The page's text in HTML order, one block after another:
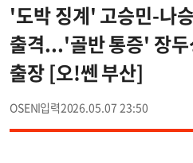
'도박 징계' 고승민-나
출격...'골반 통증' 장
출장 [오!쎈 부산]
OSEN 2026.05.07 23:50